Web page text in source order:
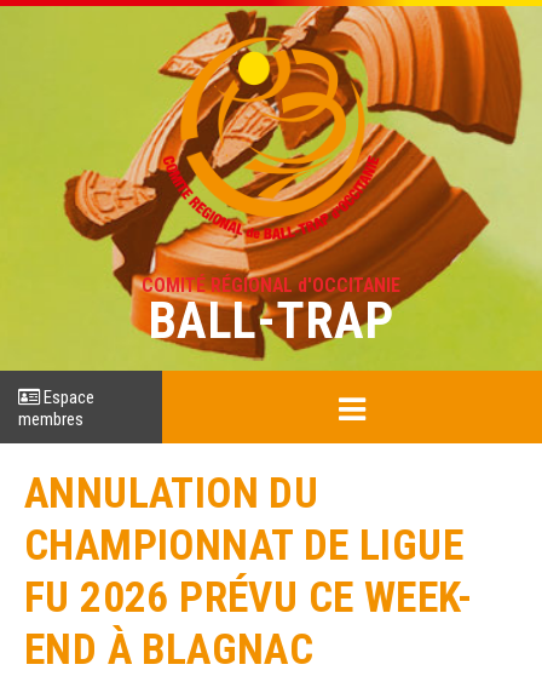
COMITÉ RÉGIONAL d'OCCITANIE
BALL-TRAP
Espace
membres
ANNULATION DU
CHAMPIONNAT DE LIGUE
FU 2026 PRÉVU CE WEEK-
END À BLAGNAC